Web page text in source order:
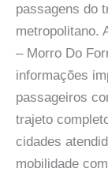
passagens do
metropolitano.
– Morro Do
informações
passageiros
trajeto
cidades
mobilidade